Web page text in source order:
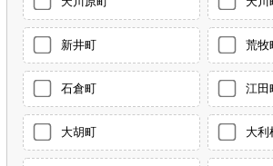
新井町 荒牧
石倉町 江田
大胡町 大利